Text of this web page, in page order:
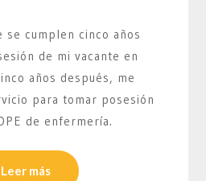
cumplen cinco años
de mi vacante en
años después, me
para tomar posesión
de enfermería.
Leer más